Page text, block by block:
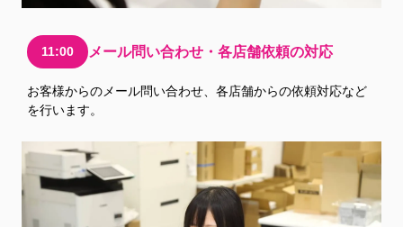
11:00 メール問い合わせ・各店舗依頼の対応
お客様からのメール問い合わせ、各店舗からの依頼対応など
を行います。